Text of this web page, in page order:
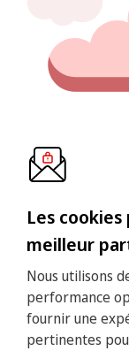
Les
meilleur
Nous utilisons
performance
fournir une
pertinentes